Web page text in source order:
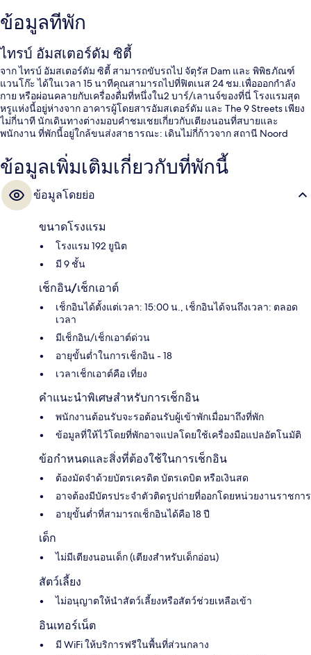
ข้อมูลที่พัก
ไทรบ์ อัมสเตอร์ดัม ซิตี้
จาก ไทรบ์ อัมสเตอร์ดัม ซิตี้ สามารถขับรถไป จัตุรัส Dam และ พิพิธภัณฑ์
แวนโก๊ะ ได้ในเวลา 15 นาทีคุณสามารถไปที่ฟิตเนส 24 ชม.เพื่อออกกำลัง
กาย หรือผ่อนคลายกับเครื่องดื่มที่หนึ่งใน2 บาร์/เลานจ์ของที่นี่ โรงแรมสุด
หรูแห่งนี้อยู่ห่างจาก อาคารผู้โดยสารอัมสเตอร์ดัม และ The 9 Streets เพียง
ไม่กี่นาที นักเดินทางต่างมอบคำชมเชยเกี่ยวกับเตียงนอนที่สบายและ
พนักงาน ที่พักนี้อยู่ใกล้ขนส่งสาธารณะ: เดินไม่กี่ก้าวจาก สถานี Noord
ข้อมูลเพิ่มเติมเกี่ยวกับที่พักนี้
ข้อมูลโดยย่อ
ขนาดโรงแรม
โรงแรม 192 ยูนิต
มี 9 ชั้น
เช็กอิน/เช็กเอาต์
เช็กอินได้ตั้งแต่เวลา: 15:00 น., เช็กอินได้จนถึงเวลา: ตลอด
เวลา
มีเช็กอิน/เช็กเอาต์ด่วน
อายุขั้นต่ำในการเช็กอิน - 18
เวลาเช็กเอาต์คือ เที่ยง
คำแนะนำพิเศษสำหรับการเช็กอิน
พนักงานต้อนรับจะรอต้อนรับผู้เข้าพักเมื่อมาถึงที่พัก
ข้อมูลที่ให้ไว้โดยที่พักอาจแปลโดยใช้เครื่องมือแปลอัตโนมัติ
ข้อกำหนดและสิ่งที่ต้องใช้ในการเช็กอิน
ต้องมัดจำด้วยบัตรเครดิต บัตรเดบิต หรือเงินสด
อาจต้องมีบัตรประจำตัวติดรูปถ่ายที่ออกโดยหน่วยงานราชการ
อายุขั้นต่ำที่สามารถเช็กอินได้คือ 18 ปี
เด็ก
ไม่มีเตียงนอนเด็ก (เตียงสำหรับเด็กอ่อน)
สัตว์เลี้ยง
ไม่อนุญาตให้นำสัตว์เลี้ยงหรือสัตว์ช่วยเหลือเข้า
อินเทอร์เน็ต
มี WiFi ให้บริการฟรีในพื้นที่ส่วนกลาง